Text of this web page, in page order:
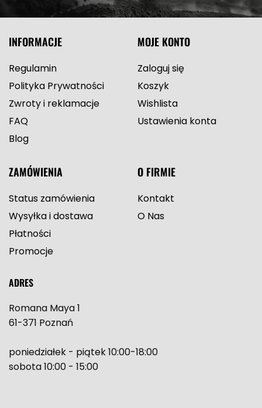
INFORMACJE
Regulamin
Polityka Prywatności
Zwroty i reklamacje
FAQ
Blog
MOJE KONTO
Zaloguj się
Koszyk
Wishlista
Ustawienia konta
ZAMÓWIENIA
Status zamówienia
Wysyłka i dostawa
Płatności
Promocje
O FIRMIE
Kontakt
O Nas
ADRES
Romana Maya 1
61-371 Poznań
poniedziałek - piątek 10:00-18:00
sobota 10:00 - 15:00